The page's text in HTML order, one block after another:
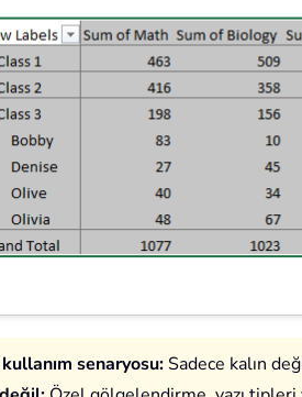
senaryosu: Sadece kalın